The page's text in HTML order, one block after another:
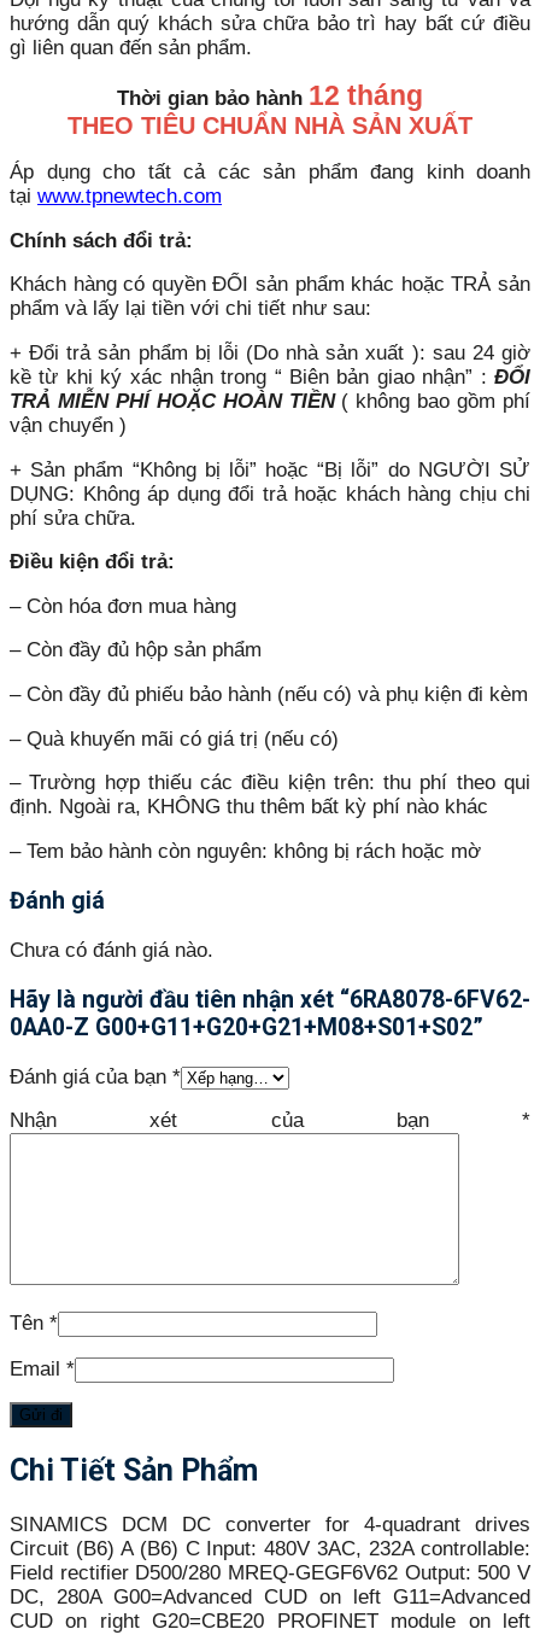
hướng dẫn quý khách sửa chữa bảo trì hay bất cứ điều
gì liên quan đến sản phẩm.
Thời gian bảo hành 12 tháng
THEO TIÊU CHUẨN NHÀ SẢN XUẤT
Áp dụng cho tất cả các sản phẩm đang kinh doanh
tại www.tpnewtech.com
Chính sách đổi trả:
Khách hàng có quyền ĐỔI sản phẩm khác hoặc TRẢ sản
phẩm và lấy lại tiền với chi tiết như sau:
+ Đổi trả sản phẩm bị lỗi (Do nhà sản xuất ): sau 24 giờ
kề từ khi ký xác nhận trong “ Biên bản giao nhận” : ĐỔI
TRẢ MIỄN PHÍ HOẶC HOÀN TIỀN( không bao gồm phí
vận chuyển )
+ Sản phẩm “Không bị lỗi” hoặc “Bị lỗi” do NGƯỜI SỬ
DỤNG: Không áp dụng đổi trả hoặc khách hàng chịu chi
phí sửa chữa.
Điều kiện đổi trả:
– Còn hóa đơn mua hàng
– Còn đầy đủ hộp sản phẩm
– Còn đầy đủ phiếu bảo hành (nếu có) và phụ kiện đi kèm
– Quà khuyến mãi có giá trị (nếu có)
– Trường hợp thiếu các điều kiện trên: thu phí theo qui
định. Ngoài ra, KHÔNG thu thêm bất kỳ phí nào khác
– Tem bảo hành còn nguyên: không bị rách hoặc mờ
Đánh giá
Chưa có đánh giá nào.
Hãy là người đầu tiên nhận xét “6RA8078-6FV62-
0AA0-Z G00+G11+G20+G21+M08+S01+S02”
Đánh giá của bạn *
Nhận xét của bạn *
Tên *
Email *
Chi Tiết Sản Phẩm
SINAMICS DCM DC converter for 4-quadrant drives
Circuit (B6) A (B6) C Input: 480V 3AC, 232A controllable:
Field rectifier D500/280 MREQ-GEGF6V62 Output: 500 V
DC, 280A G00=Advanced CUD on left G11=Advanced
CUD on right G20=CBE20 PROFINET module on left